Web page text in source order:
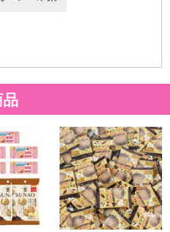
注意事項（※必ずご確認くだ
年07月09日 時点での情報となります。